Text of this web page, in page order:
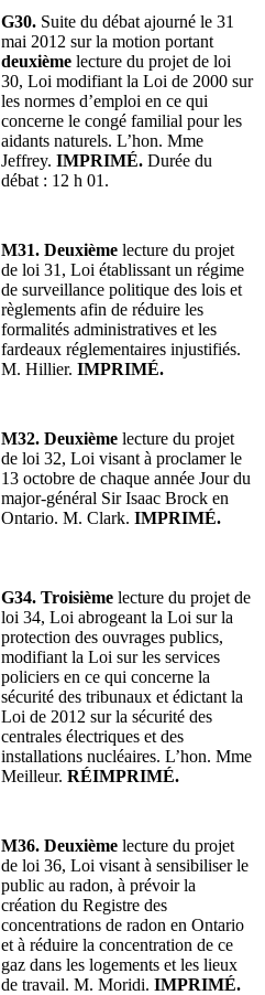
G30. Suite du débat ajourné le 31
mai 2012 sur la motion portant
deuxième lecture du projet de loi
30, Loi modifiant la Loi de 2000 sur
les normes d’emploi en ce qui
concerne le congé familial pour les
aidants naturels. L’hon. Mme
Jeffrey. IMPRIMÉ. Durée du
débat : 12 h 01.
M31. Deuxième lecture du projet
de loi 31, Loi établissant un régime
de surveillance politique des lois et
règlements afin de réduire les
formalités administratives et les
fardeaux réglementaires injustifiés.
M. Hillier. IMPRIMÉ.
M32. Deuxième lecture du projet
de loi 32, Loi visant à proclamer le
13 octobre de chaque année Jour du
major-général Sir Isaac Brock en
Ontario. M. Clark. IMPRIMÉ.
G34. Troisième lecture du projet de
loi 34, Loi abrogeant la Loi sur la
protection des ouvrages publics,
modifiant la Loi sur les services
policiers en ce qui concerne la
sécurité des tribunaux et édictant la
Loi de 2012 sur la sécurité des
centrales électriques et des
installations nucléaires. L’hon. Mme
Meilleur. RÉIMPRIMÉ.
M36. Deuxième lecture du projet
de loi 36, Loi visant à sensibiliser le
public au radon, à prévoir la
création du Registre des
concentrations de radon en Ontario
et à réduire la concentration de ce
gaz dans les logements et les lieux
de travail. M. Moridi. IMPRIMÉ.